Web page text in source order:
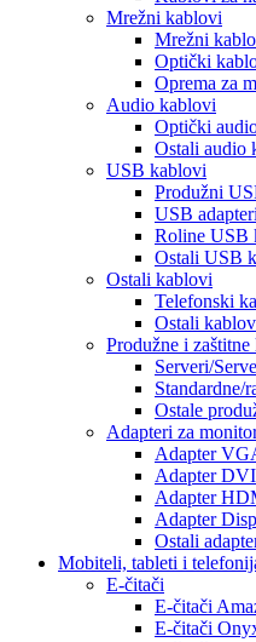
Mrežni kablovi
Mrežni
Optički
Oprema za
Audio kablovi
Optički
Ostali audio
USB kablovi
Produžni
USB adapteri
Roline USB
Ostali USB
Ostali kablovi
Telefonski
Ostali
Produžne i zaštitne
Serveri/
Standardne/
Ostale
Adapteri za
Adapter
Adapter
Adapter
Adapter
Ostali
Mobiteli, tableti i
E-čitači
E-čitači
E-čitači